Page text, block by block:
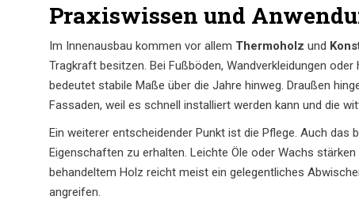
Praxiswissen und
Im Innenausbau kommen vor allem Thermoholz und
Tragkraft besitzen. Bei Fußböden, Wandverkleidungen
bedeutet stabile Maße über die Jahre hinweg. Draußen
Fassaden, weil es schnell installiert werden kann und die
Ein weiterer entscheidender Punkt ist die Pflege. Auch
Eigenschaften zu erhalten. Leichte Öle oder Wachs
behandeltem Holz reicht meist ein gelegentliches
angreifen.